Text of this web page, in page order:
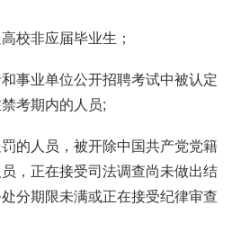
校非应届毕业生；
事业单位公开招聘考试中被认定
考期内的人员;
罚的人员，被开除中国共产党党籍
，正在接受司法调查尚未做出结
分期限未满或正在接受纪律审查